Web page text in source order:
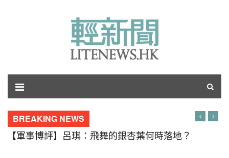
BREAKING NEWS
【軍事博評】呂琪：飛舞的銀杏葉何時落地？